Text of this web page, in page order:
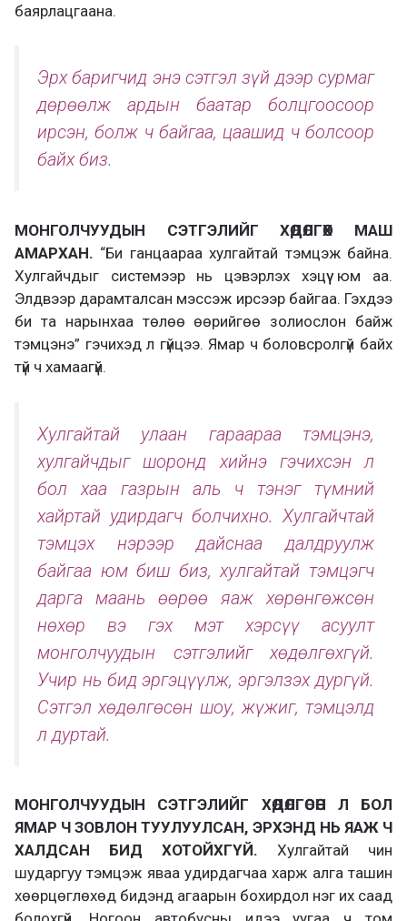
баярлацгаана.
Эрх баригчид энэ сэтгэл зүй дээр сурмаг
дөрөөлж ардын баатар болцгоосоор
ирсэн, болж ч байгаа, цаашид ч болсоор
байх биз.
МОНГОЛЧУУДЫН СЭТГЭЛИЙГ ХӨДӨЛГӨХ МАШ
АМАРХАН. “Би ганцаараа хулгайтай тэмцэж байна.
Хулгайчдыг системээр нь цэвэрлэх хэцүү юм аа.
Элдвээр дарамталсан мэссэж ирсээр байгаа. Гэхдээ
би та нарынхаа төлөө өөрийгөө золиослон байж
тэмцэнэ” гэчихэд л гүйцээ. Ямар ч боловсролгүй байх
түй ч хамаагүй.
Хулгайтай улаан гараараа тэмцэнэ,
хулгайчдыг шоронд хийнэ гэчихсэн л
бол хаа газрын аль ч тэнэг түмний
хайртай удирдагч болчихно. Хулгайчтай
тэмцэх нэрээр дайснаа далдруулж
байгаа юм биш биз, хулгайтай тэмцэгч
дарга маань өөрөө яаж хөрөнгөжсөн
нөхөр вэ гэх мэт хэрсүү асуулт
монголчуудын сэтгэлийг хөдөлгөхгүй.
Учир нь бид эргэцүүлж, эргэлзэх дургүй.
Сэтгэл хөдөлгөсөн шоу, жүжиг, тэмцэлд
л дуртай.
МОНГОЛЧУУДЫН СЭТГЭЛИЙГ ХӨДӨЛГӨСӨН Л БОЛ
ЯМАР Ч ЗОВЛОН ТУУЛУУЛСАН, ЭРХЭНД НЬ ЯАЖ Ч
ХАЛДСАН БИД ХОТОЙХГҮЙ. Хулгайтай чин
шударгуу тэмцэж яваа удирдагчаа харж алга ташин
хөөрцөглөхөд бидэнд агаарын бохирдол нэг их саад